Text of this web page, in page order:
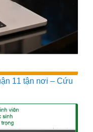
11 tận nơi – Cứu